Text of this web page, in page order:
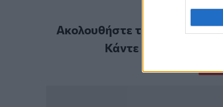
Ακολουθήστε το Cretalive
Κάντε εγγραφή στο